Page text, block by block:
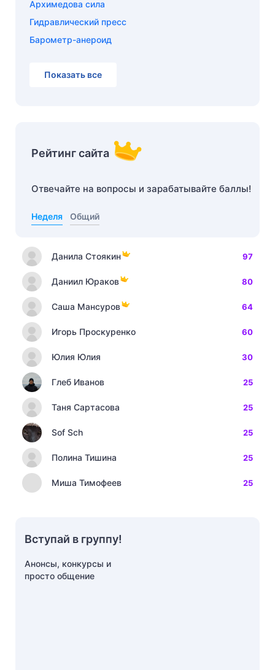
Архимедова сила
Гидравлический пресс
Барометр-анероид
Показать все
Рейтинг сайта
Отвечайте на вопросы и зарабатывайте баллы!
Неделя Общий
Данила Стоякин 97
Даниил Юраков 80
Саша Мансуров 64
Игорь Проскуренко 60
Юлия Юлия 30
Глеб Иванов 25
Таня Сартасова 25
Sof Sch 25
Полина Тишина 25
Миша Тимофеев 25
Вступай в группу!
Анонсы, конкурсы и
просто общение